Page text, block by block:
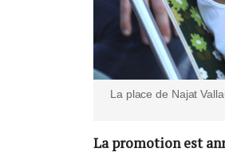
La place de Najat
La promotion est